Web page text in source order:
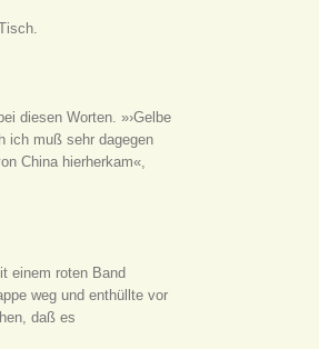
diesen Worten. »›Gelbe
ich muß sehr dagegen
China hierherkam«,
einem roten Band
weg und enthüllte vor
daß es